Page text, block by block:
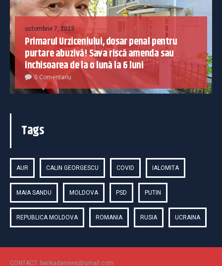
octombrie 7, 2023
Primarul Urziceniului, dosar penal pentru
purtare abuzivă! Sava riscă amenda sau
închisoarea de la o lună la 6 luni
0 Comentariu
Tags
AUR CALIN GEORGESCU COVID IALOMITA
MAIA SANDU MOLDOVA PSD PUTIN
REPUBLICA MOLDOVA ROMANIA RUSIA UCRAINA
CONTACT: barikadanews@gmail.com